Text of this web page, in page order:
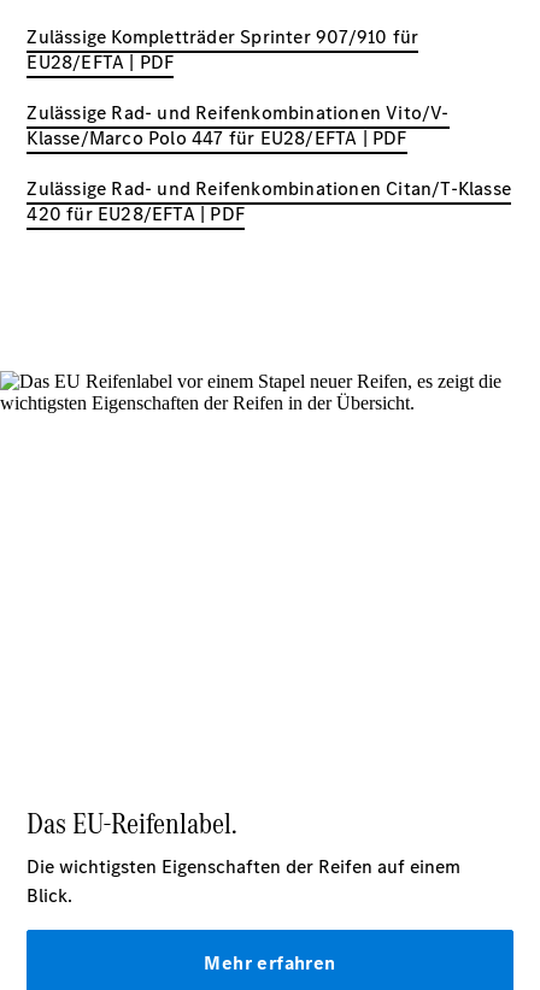
Kompletträder
Service
und
Garantie-
Pakete
Services
Zulässige Kompletträder Sprinter 907/910 für
EU28/EFTA | PDF
Zulässige Rad- und Reifenkombinationen Vito/V-
Klasse/Marco Polo 447 für EU28/EFTA | PDF
Zulässige Rad- und Reifenkombinationen Citan/T-Klasse
420 für EU28/EFTA | PDF